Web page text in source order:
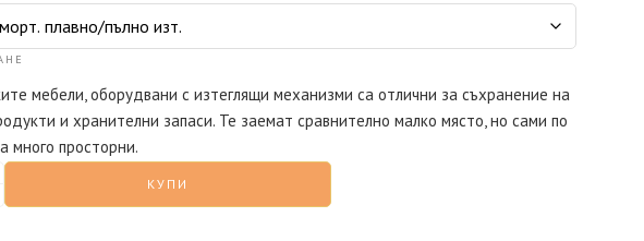
мебели, оборудвани с изтеглящи механизми са отлични за съхранение на
и хранителни запаси. Те заемат сравнително малко място, но сами по
много просторни.
КУПИ